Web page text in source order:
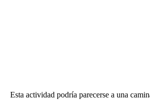
Esta actividad podría parecerse a una